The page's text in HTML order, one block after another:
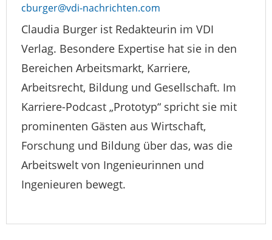
cburger@vdi-nachrichten.com
Claudia Burger ist Redakteurin im VDI
Verlag. Besondere Expertise hat sie in den
Bereichen Arbeitsmarkt, Karriere,
Arbeitsrecht, Bildung und Gesellschaft. Im
Karriere-Podcast „Prototyp“ spricht sie mit
prominenten Gästen aus Wirtschaft,
Forschung und Bildung über das, was die
Arbeitswelt von Ingenieurinnen und
Ingenieuren bewegt.